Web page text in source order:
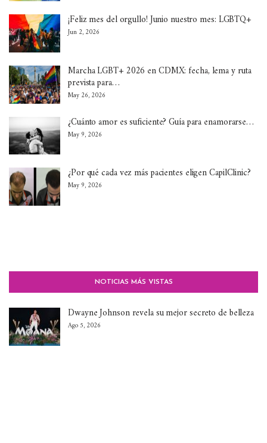
¡Feliz mes del orgullo! Junio nuestro mes: LGBTQ+
Jun 2, 2026
Marcha LGBT+ 2026 en CDMX: fecha, lema y ruta
prevista para…
May 26, 2026
¿Cuánto amor es suficiente? Guía para enamorarse…
May 9, 2026
¿Por qué cada vez más pacientes eligen CapilClinic?
May 9, 2026
NOTICIAS MÁS VISTAS
Dwayne Johnson revela su mejor secreto de belleza
Ago 5, 2026